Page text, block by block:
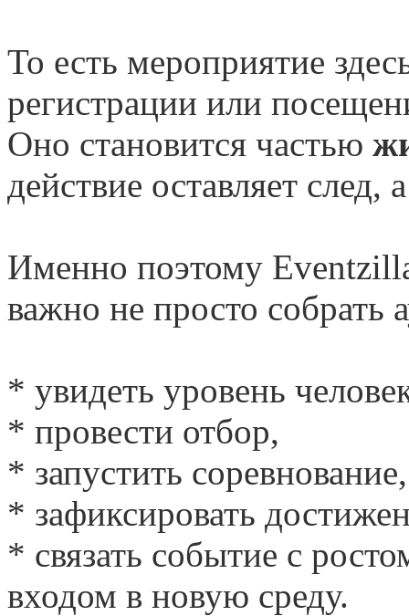
То есть мероприятие
регистрации или
Оно становится частью
действие оставляет
Именно поэтому
важно не просто собрать
* увидеть уровень
* провести отбор,
* запустить соревнование,
* зафиксировать
* связать событие с
входом в новую среду.